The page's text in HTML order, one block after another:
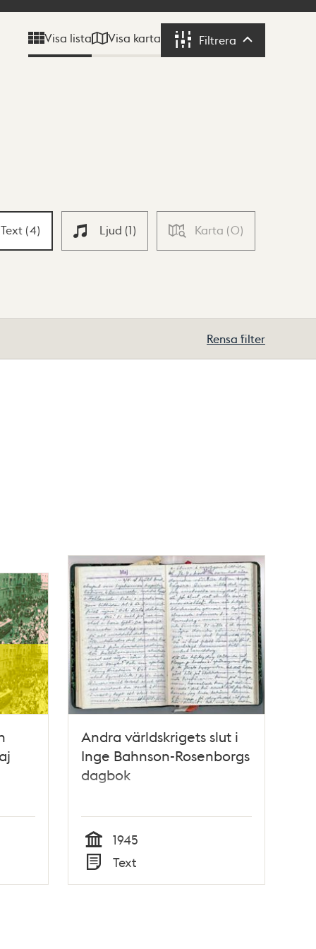
Visa lista Visa karta Filtrera Filtrera
Text (4) Ljud (1) Karta (0)
Rensa filter
Andra världskrigets slut i
Inge Bahnson-Rosenborgs
dagbok
Tid
1945
Typ
Text